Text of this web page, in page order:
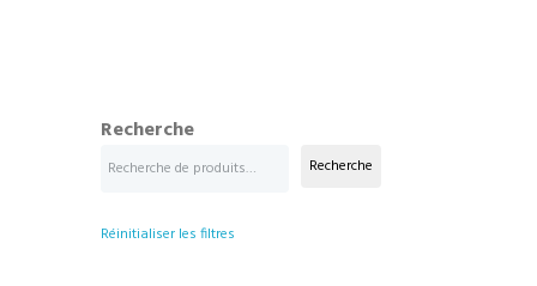
Recherche
Recherche
Réinitialiser les filtres